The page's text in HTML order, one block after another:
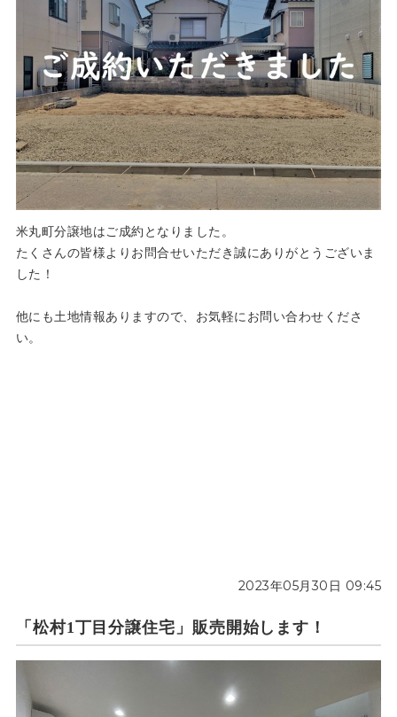
米丸町分譲地はご成約となりました。
たくさんの皆様よりお問合せいただき誠にありがとうございま
した！
他にも土地情報ありますので、お気軽にお問い合わせくださ
い。
2023年05月30日 09:45
「松村1丁目分譲住宅」販売開始します！